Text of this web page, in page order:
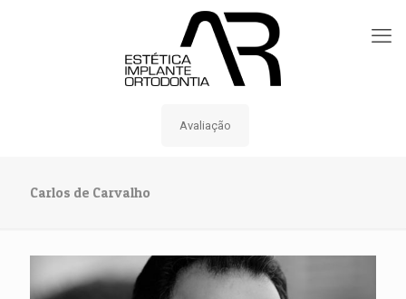
Avaliação
Carlos de Carvalho